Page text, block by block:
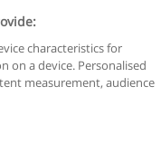
characteristics for
on a device. Personalised
measurement, audience